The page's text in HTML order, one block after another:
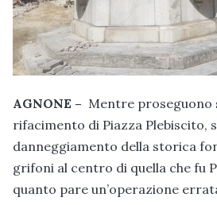
AGNONE – Mentre proseguono
rifacimento di Piazza Plebiscito,
danneggiamento della storica
grifoni al centro di quella che fu
quanto pare un’operazione